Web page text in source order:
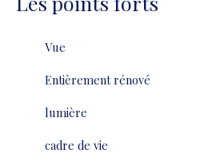
Vue
Entièrement rénové
lumière
cadre de vie